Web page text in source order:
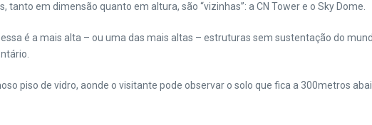
tanto em dimensão quanto em altura, são “vizinhas”: a CN Tower e o Sky Dome.
é a mais alta – ou uma das mais altas – estruturas sem sustentação do
piso de vidro, aonde o visitante pode observar o solo que fica a 300metros